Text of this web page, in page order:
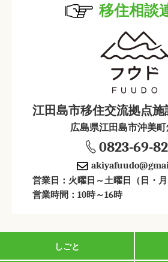
移住相談
江田島市移住交流拠点施
広島県江田島市沖美町
0823-69-
営業日：火曜日～土曜日（日・月
営業時間：10時～16時
しごと